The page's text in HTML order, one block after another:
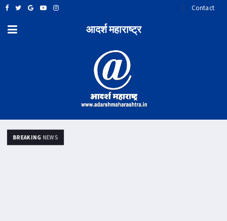
Contact
आदर्श महाराष्ट्र
BREAKING NEWS